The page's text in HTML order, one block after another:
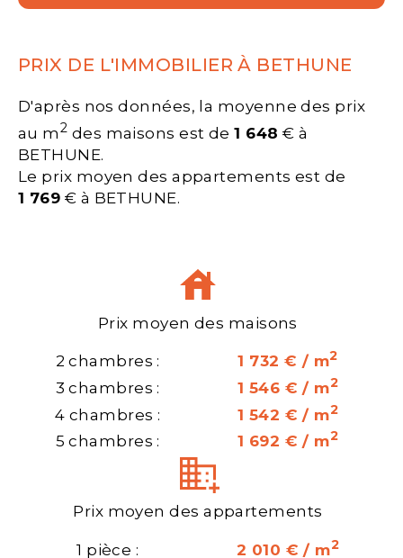
PRIX DE L'IMMOBILIER À BETHUNE
D'après nos données, la moyenne des prix
au m2 des maisons est de1 648 € à
BETHUNE.
Le prix moyen des appartements est de
1 769 € à BETHUNE.
Prix moyen des maisons
2 chambres : 1 732 € / m2
3 chambres : 1 546 € / m2
4 chambres : 1 542 € / m2
5 chambres : 1 692 € / m2
Prix moyen des appartements
1 pièce : 2 010 € / m2